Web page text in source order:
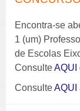
Encontra-se
1 (um)
de Escolas
ConsulteAQUI
ConsulteAQUI